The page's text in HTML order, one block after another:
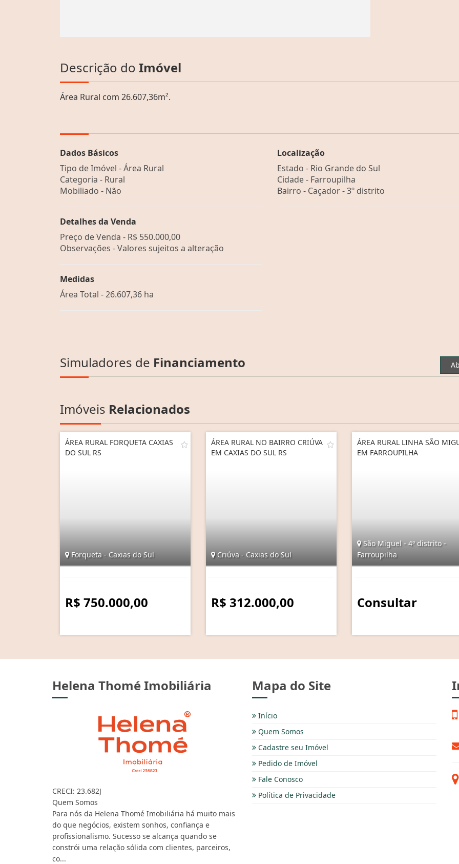
Descrição do Imóvel
Área Rural com 26.607,36m².
Dados Básicos
Tipo de Imóvel - Área Rural
Categoria - Rural
Mobiliado - Não
Detalhes da Venda
Preço de Venda - R$ 550.000,00
Observações - Valores sujeitos a alteração
Medidas
Área Total - 26.607,36 ha
Localização
Estado - Rio Grande do Sul
Cidade - Farroupilha
Bairro - Caçador - 3º distrito
Simuladores de Financiamento
Imóveis Relacionados
ÁREA RURAL FORQUETA CAXIAS
DO SUL RS
Forqueta - Caxias do Sul
R$ 750.000,00
ÁREA RURAL NO BAIRRO CRIÚVA
EM CAXIAS DO SUL RS
Criúva - Caxias do Sul
R$ 312.000,00
ÁREA RURAL LINHA SÃO
EM FARROUPILHA
São Miguel - 4º distrito -
Farroupilha
Consultar
Helena Thomé Imobiliária
CRECI: 23.682J
Quem Somos
Para nós da Helena Thomé Imobiliária há muito mais
do que negócios, existem sonhos, confiança e
profissionalismo. Sucesso se alcança quando se
constrói uma relação sólida com clientes, parceiros,
co...
Mapa do Site
Início
Quem Somos
Cadastre seu Imóvel
Pedido de Imóvel
Fale Conosco
Política de Privacidade